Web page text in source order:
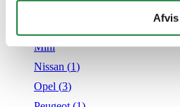
givet dem, eller som de har
tjenester.
Afvis
Mini
Nissan (1)
Opel (3)